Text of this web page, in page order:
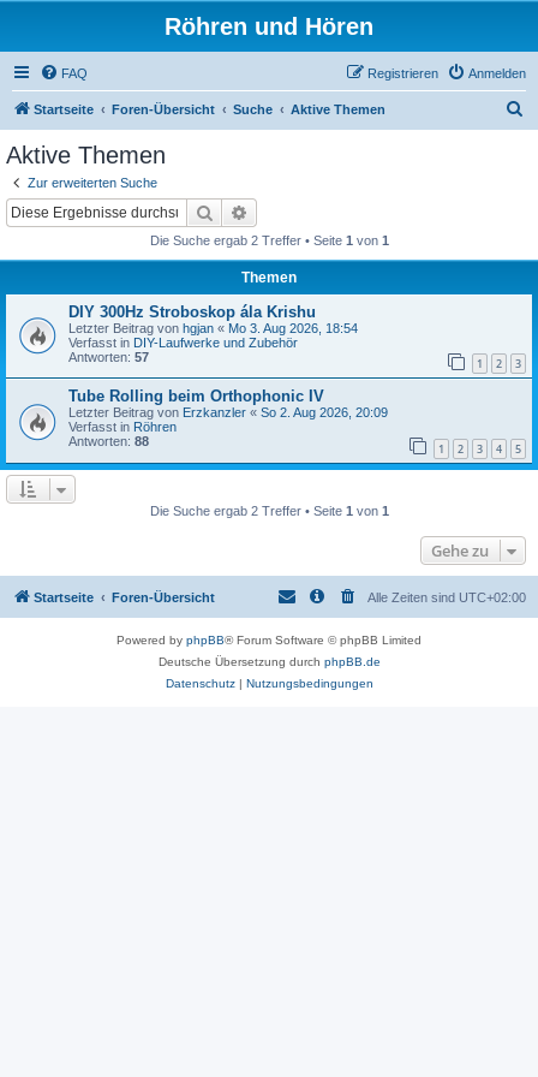
Röhren und Hören
FAQ Anmelden
Registrieren
Startseite Foren-Übersicht Suche Aktive Themen
Aktive Themen
Zur erweiterten Suche
Suche
Die Suche ergab 2 Treffer • Seite 1 von 1
Themen
DIY 300Hz Stroboskop ála Krishu
Letzter Beitrag von hgjan « Mo 3. Aug 2026, 18:54
Verfasst in DIY-Laufwerke und Zubehör
Antworten: 57 1 2 3
Tube Rolling beim Orthophonic IV
Letzter Beitrag von Erzkanzler « So 2. Aug 2026, 20:09
Verfasst in Röhren
Antworten: 88 1 2 3 4 5
Die Suche ergab 2 Treffer • Seite 1 von 1
Gehe zu
Startseite Foren-Übersicht Alle Zeiten sind UTC+02:00
Powered by phpBB® Forum Software © phpBB Limited
Deutsche Übersetzung durch phpBB.de
Datenschutz| Nutzungsbedingungen